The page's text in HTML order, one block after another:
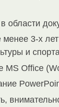
области
3-х
и
MS Office